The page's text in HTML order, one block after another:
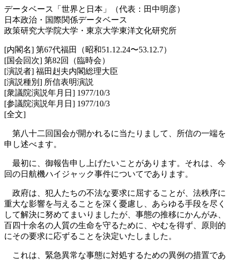
データベース「世界と日本」（代表：田中明彦）
日本政治・国際関係データベース
政策研究大学院大学・東京大学東洋文化研究所
[内閣名] 第67代福田（昭和51.12.24〜53.12.7）
[国会回次] 第82回（臨時会）
[演説者] 福田赳夫内閣総理大臣
[演説種別] 所信表明演説
[衆議院演説年月日] 1977/10/3
[参議院演説年月日] 1977/10/3
[全文]
第八十二回国会が開かれるに当たりまして、所信の一端を
申し述べます。
最初に、御報告申し上げたいことがあります。それは、今
回の日航機ハイジャック事件についてであります。
政府は、犯人たちの不法な要求に屈することが、法秩序に
重大な影響を与えることを深く憂慮し、あらゆる手段を尽く
して解決に努めてまいりましたが、事態の推移にかんがみ、
百四十余名の人質の生命を守るために、やむを得ず、原則的
にその要求に応ずることを決定いたしました。
これは、緊急異常な事態に対処するための異例の措置であ